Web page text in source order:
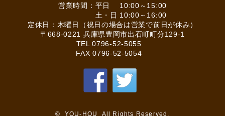
営業時間：平日 10:00～15:00
土・日 10:00～16:00
定休日：木曜日（祝日の場合は営業で前日が休み）
〒668-0221 兵庫県豊岡市出石町町分129-1
TEL0796-52-5055
FAX 0796-52-5054
© YOU-HOU All Rights Reserved.